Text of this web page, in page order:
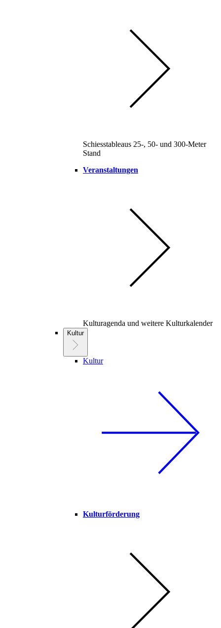
Schiesstableaus 25-, 50- und 300-Meter
Stand
Veranstaltungen
Kulturagenda und weitere Kulturkalender
Kultur
Kultur
Kulturförderung